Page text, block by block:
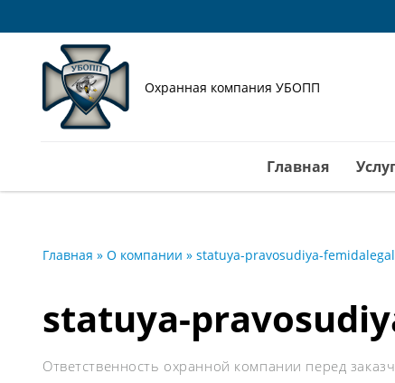
Охранная компания УБОПП
Главная
Главная » О компании » statuya-pravosudiya-
statuya-
Ответственность охранной компании перед